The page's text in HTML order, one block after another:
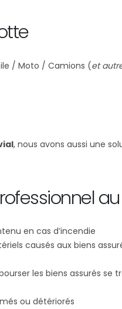
/ Moto / Camions (et
, nous avons aussi une
en cas d’incendie
causés aux biens
les biens assurés se
ou détériorés